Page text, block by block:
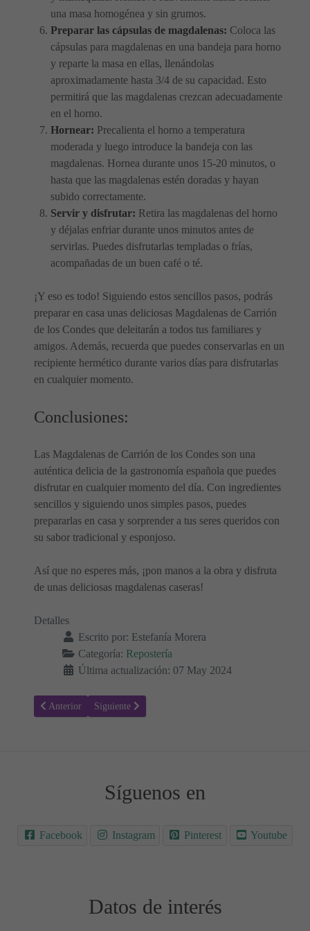
una masa homogénea y sin grumos.
Preparar las cápsulas de magdalenas: Coloca las
cápsulas para magdalenas en una bandeja para horno
y reparte la masa en ellas, llenándolas
aproximadamente hasta 3/4 de su capacidad. Esto
permitirá que las magdalenas crezcan adecuadamente
en el horno.
Hornear: Precalienta el horno a temperatura
moderada y luego introduce la bandeja con las
magdalenas. Hornea durante unos 15-20 minutos, o
hasta que las magdalenas estén doradas y hayan
subido correctamente.
Servir y disfrutar: Retira las magdalenas del horno
y déjalas enfriar durante unos minutos antes de
servirlas. Puedes disfrutarlas templadas o frías,
acompañadas de un buen café o té.
¡Y eso es todo! Siguiendo estos sencillos pasos, podrás
preparar en casa unas deliciosas Magdalenas de Carrión
de los Condes que deleitarán a todos tus familiares y
amigos. Además, recuerda que puedes conservarlas en un
recipiente hermético durante varios días para disfrutarlas
en cualquier momento.
Conclusiones:
Las Magdalenas de Carrión de los Condes son una
auténtica delicia de la gastronomía española que puedes
disfrutar en cualquier momento del día. Con ingredientes
sencillos y siguiendo unos simples pasos, puedes
prepararlas en casa y sorprender a tus seres queridos con
su sabor tradicional y esponjoso.
Así que no esperes más, ¡pon manos a la obra y disfruta
de unas deliciosas magdalenas caseras!
Detalles
Escrito por: Estefanía Morera
Categoría: Repostería
Última actualización: 07 May 2024
Artículo anterior: Receta para hacer Rosca de Manzanas con Crema
Anterior Artículo siguiente: Receta para hacer Huevos Moles
Siguiente
Síguenos en
Facebook Instagram Pinterest Youtube
Datos de interés